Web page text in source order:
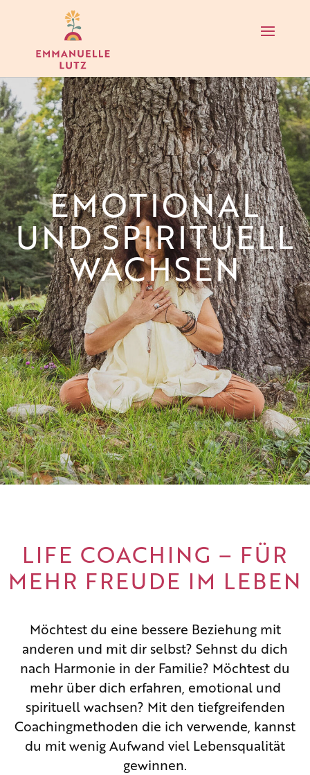
EMOTIONAL
UND SPIRITUELL
WACHSEN
LIFE COACHING – FÜR
MEHR FREUDE IM LEBEN
Möchtest du eine bessere Beziehung mit
anderen und mit dir selbst? Sehnst du dich
nach Harmonie in der Familie? Möchtest du
mehr über dich erfahren, emotional und
spirituell wachsen? Mit den tiefgreifenden
Coachingmethoden die ich verwende, kannst
du mit wenig Aufwand viel Lebensqualität
gewinnen.